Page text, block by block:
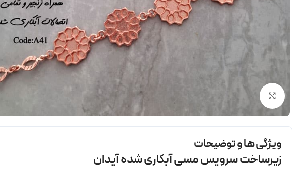
برای بزرگنمایی کلیک کنید
ویژگی ها و توضیحات
زیرساخت سرویس مسی آبکاری شده آیدان